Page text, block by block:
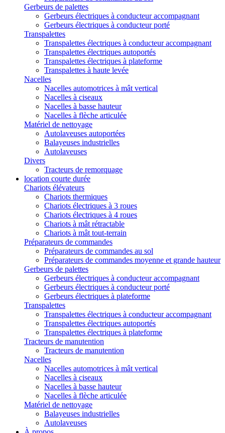
Gerbeurs de palettes
Gerbeurs électriques à conducteur accompagnant
Gerbeurs électriques à conducteur porté
Transpalettes
Transpalettes électriques à conducteur accompagnant
Transpalettes électriques autoportés
Transpalettes électriques à plateforme
Transpalettes à haute levée
Nacelles
Nacelles automotrices à mât vertical
Nacelles à ciseaux
Nacelles à basse hauteur
Nacelles à flèche articulée
Matériel de nettoyage
Autolaveuses autoportées
Balayeuses industrielles
Autolaveuses
Divers
Tracteurs de remorquage
location courte durée
Chariots élévateurs
Chariots thermiques
Chariots électriques à 3 roues
Chariots électriques à 4 roues
Chariots à mât rétractable
Chariots à mât tout-terrain
Préparateurs de commandes
Préparateurs de commandes au sol
Préparateurs de commandes moyenne et grande hauteur
Gerbeurs de palettes
Gerbeurs électriques à conducteur accompagnant
Gerbeurs électriques à conducteur porté
Gerbeurs électriques à plateforme
Transpalettes
Transpalettes électriques à conducteur accompagnant
Transpalettes électriques autoportés
Transpalettes électriques à plateforme
Tracteurs de manutention
Tracteurs de manutention
Nacelles
Nacelles automotrices à mât vertical
Nacelles à ciseaux
Nacelles à basse hauteur
Nacelles à flèche articulée
Matériel de nettoyage
Balayeuses industrielles
Autolaveuses